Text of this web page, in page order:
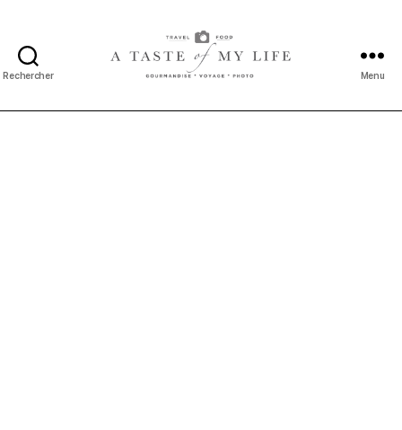
Rechercher
taste
Menu